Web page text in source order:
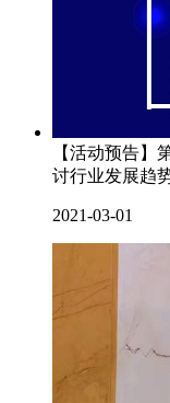
【活动预告】
讨行业发展趋
2021-03-01